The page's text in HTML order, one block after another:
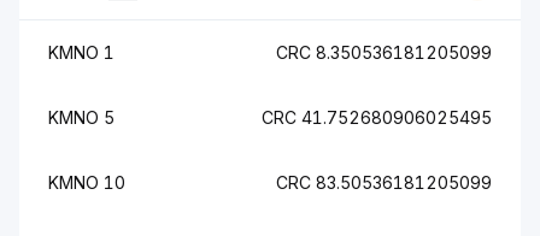
8.350536181205099 CRC
1 KMNO
41.752680906025495 CRC
5 KMNO
83.50536181205099 CRC
10 KMNO